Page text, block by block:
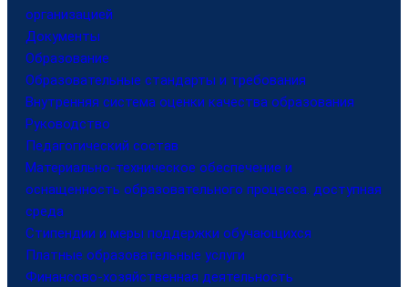
организацией
Документы
Образование
Образовательные стандарты и требования
Внутренняя система оценки качества образования
Руководство
Педагогический состав
Материально-техническое обеспечение и
оснащенность образовательного процесса. доступная
среда
Стипендии и меры поддержки обучающихся
Платные образовательные услуги
Финансово-хозяйственная деятельность